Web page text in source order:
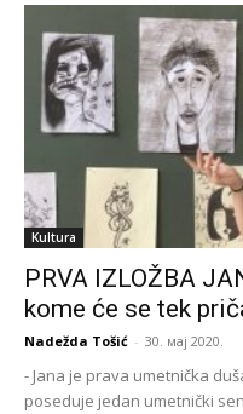
Kultura
PRVA IZLOŽBA
kome će se tek
Nadežda Tošić - 30. мај 2020.
- Jana je prava umetnička
poseduje jedan umetnički